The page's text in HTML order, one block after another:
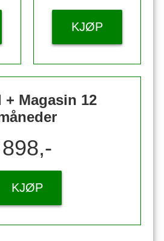
KJØP
+ Magasin 12
898,-
KJØP